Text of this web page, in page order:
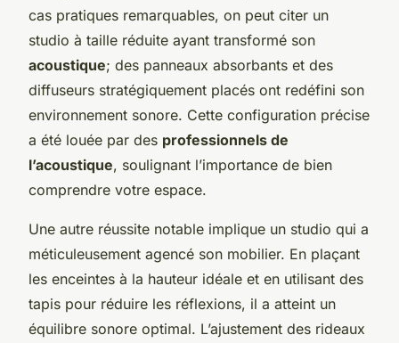
cas pratiques remarquables, on peut citer un
studio à taille réduite ayant transformé son
acoustique; des panneaux absorbants et des
diffuseurs stratégiquement placés ont redéfini son
environnement sonore. Cette configuration précise
a été louée par des professionnels de
l’acoustique, soulignant l’importance de bien
comprendre votre espace.
Une autre réussite notable implique un studio qui a
méticuleusement agencé son mobilier. En plaçant
les enceintes à la hauteur idéale et en utilisant des
tapis pour réduire les réflexions, il a atteint un
équilibre sonore optimal. L’ajustement des rideaux